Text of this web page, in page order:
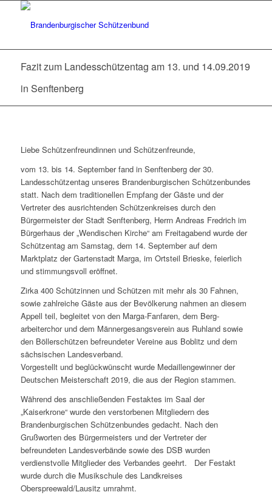
Fazit zum Landesschützentag am 13. und 14.09.2019
in Senftenberg
Liebe Schützenfreundinnen und Schützenfreunde,
vom 13. bis 14. September fand in Senftenberg der 30.
Landesschützentag unseres Brandenburgischen Schützenbundes
statt. Nach dem traditionellen Empfang der Gäste und der
Vertreter des ausrichtenden Schützenkreises durch den
Bürgermeister der Stadt Senftenberg, Herrn Andreas Fredrich im
Bürgerhaus der „Wendischen Kirche“ am Freitagabend wurde der
Schützentag am Samstag, dem 14. September auf dem
Marktplatz der Gartenstadt Marga, im Ortsteil Brieske, feierlich
und stimmungsvoll eröffnet.
Zirka 400 Schützinnen und Schützen mit mehr als 30 Fahnen,
sowie zahlreiche Gäste aus der Bevölkerung nahmen an diesem
Appell teil, begleitet von den Marga-Fanfaren, dem Berg-
arbeiterchor und dem Männergesangsverein aus Ruhland sowie
den Böllerschützen befreundeter Vereine aus Boblitz und dem
sächsischen Landesverband.
Vorgestellt und beglückwünscht wurde Medaillengewinner der
Deutschen Meisterschaft 2019, die aus der Region stammen.
Während des anschließenden Festaktes im Saal der
„Kaiserkrone“ wurde den verstorbenen Mitgliedern des
Brandenburgischen Schützenbundes gedacht. Nach den
Grußworten des Bürgermeisters und der Vertreter der
befreundeten Landesverbände sowie des DSB wurden
verdienstvolle Mitglieder des Verbandes geehrt. Der Festakt
wurde durch die Musikschule des Landkreises
Oberspreewald/Lausitz umrahmt.